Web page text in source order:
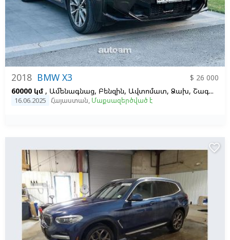
2018 BMW X3
$ 26 000
60000 կմ , Ամենագնաց, Բենզին, Ավտոմատ, Ձախ, Շագանակագույն,
16.06.2025 Հայաստան, Մաքսազերծված է
favorite_border